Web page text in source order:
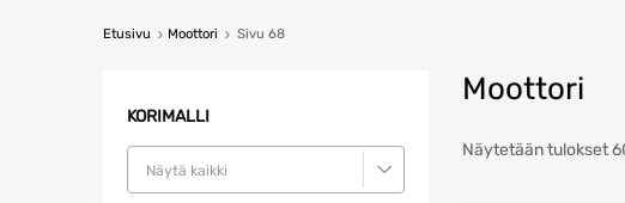
Etusivu Moottori Sivu 68
Moottori
Näytetään tulokset
KORIMALLI
Näytä kaikki